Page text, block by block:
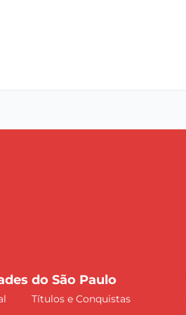
do São Paulo
Títulos e Conquistas